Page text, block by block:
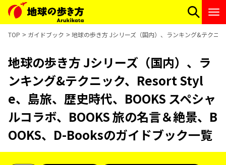
TOP ガイドブック 地球の歩き方 Jシリーズ（国内）、ランキング&テクニ
地球の歩き方 Jシリーズ（国内）、ラ
ンキング&テクニック、Resort Styl
e、島旅、歴史時代、BOOKS スペシャ
ルコラボ、BOOKS 旅の名言＆絶景、B
OOKS、D-Booksのガイドブック一覧